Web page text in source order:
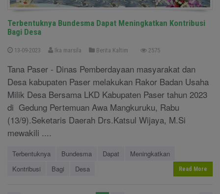
Terbentuknya Bundesma Dapat Meningkatkan Kontribusi
Bagi Desa
13-09-2023 Ika marsila Berita Kaltim 2575
Tana Paser - Dinas Pemberdayaan masyarakat dan
Desa kabupaten Paser melakukan Rakor Badan Usaha
Milik Desa Bersama LKD Kabupaten Paser tahun 2023
di Gedung Pertemuan Awa Mangkuruku, Rabu
(13/9).Seketaris Daerah Drs.Katsul Wijaya, M.Si
mewakili ....
Terbentuknya Bundesma Dapat
Meningkatkan
Kontribusi
Bagi Desa Read More